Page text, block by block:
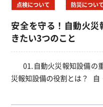
点検について 防災について
安全を守る！自動火
きたい3つのこと
01.自動火災報知設備の
災報知設備の役割とは？ 自